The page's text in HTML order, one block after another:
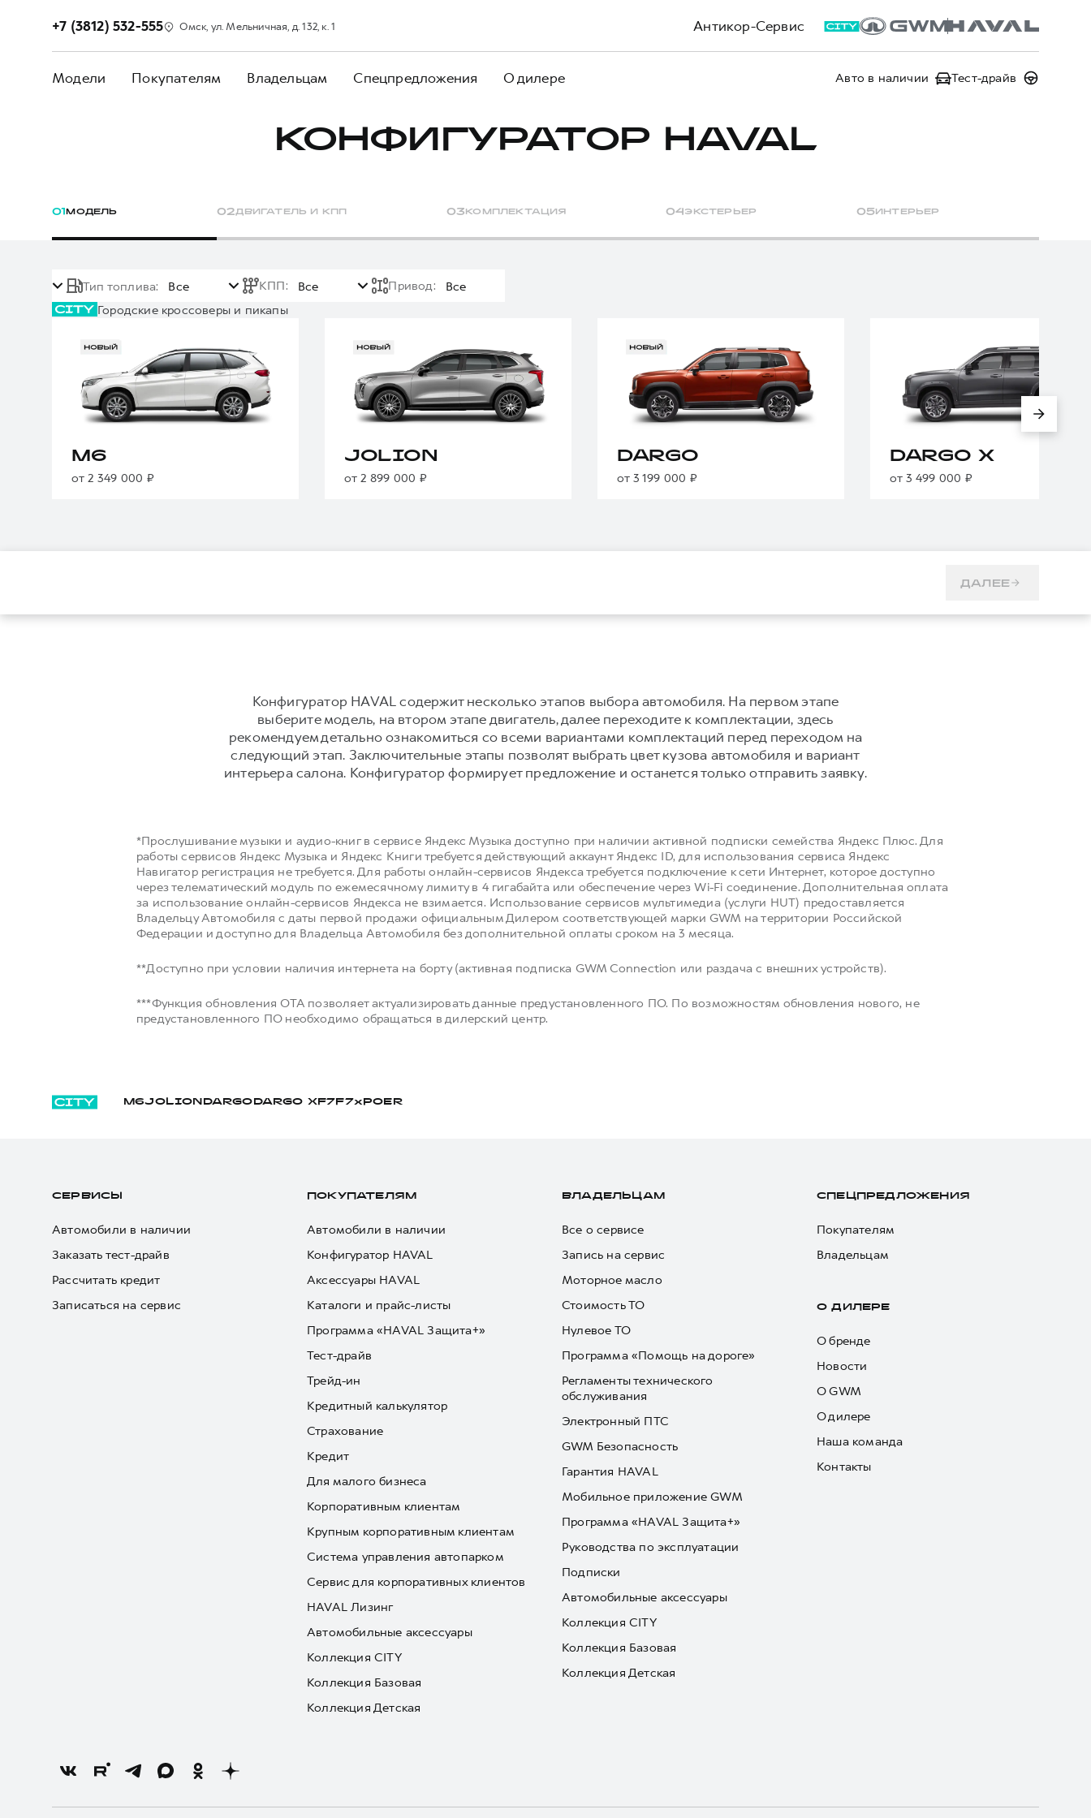
Антикор-Сервис
+7 (3812) 532-555 Омск, ул. Мельничная, д. 132, к. 1
Модели Покупателям Владельцам Спецпредложения О дилере Авто в наличии Тест-драйв
КОНФИГУРАТОР HAVAL
01МОДЕЛЬ 0 2ДВИГАТЕЛЬ И КПП 03 КОМПЛЕКТАЦИЯ 04 ЭКСТЕРЬЕР 05 ИНТЕРЬЕР
Тип топлива: Все КПП: Все Привод:
Все
Городские кроссоверы и пикапы
M6
от 2 349 000 ₽
JOLION
от 2 899 000 ₽
DARGO
от 3 199 000 ₽
DARGO X
от 3 499 000 ₽
ДАЛЕЕ
Конфигуратор HAVAL содержит несколько этапов выбора автомобиля. На первом этапе
выберите модель, на втором этапе двигатель, далее переходите к комплектации, здесь
рекомендуем детально ознакомиться со всеми вариантами комплектаций перед переходом на
следующий этап. Заключительные этапы позволят выбрать цвет кузова автомобиля и вариант
интерьера салона. Конфигуратор формирует предложение и останется только отправить заявку.
*Прослушивание музыки и аудио-книг в сервисе Яндекс Музыка доступно при наличии активной подписки семейства Яндекс Плюс. Для
работы сервисов Яндекс Музыка и Яндекс Книги требуется действующий аккаунт Яндекс ID, для использования сервиса Яндекс
Навигатор регистрация не требуется. Для работы онлайн-сервисов Яндекса требуется подключение к сети Интернет, которое доступно
через телематический модуль по ежемесячному лимиту в 4 гигабайта или обеспечение через Wi-Fi соединение. Дополнительная оплата
за использование онлайн-сервисов Яндекса не взимается. Использование сервисов мультимедиа (услуги HUT) предоставляется
Владельцу Автомобиля с даты первой продажи официальным Дилером соответствующей марки GWM на территории Российской
Федерации и доступно для Владельца Автомобиля без дополнительной оплаты сроком на 3 месяца.
**Доступно при условии наличия интернета на борту (активная подписка GWM Connection или раздача с внешних устройств).
***Функция обновления OTA позволяет актуализировать данные предустановленного ПО. По возможностям обновления нового, не
предустановленного ПО необходимо обращаться в дилерский центр.
M6JOLION DARGO DARGO Х F7 F7x POER
СЕРВИСЫ
Автомобили в наличии
Заказать тест-драйв
Рассчитать кредит
Записаться на сервис
ПОКУПАТЕЛЯМ
Автомобили в наличии
Конфигуратор HAVAL
Аксессуары HAVAL
Каталоги и прайс-листы
Программа «HAVAL Защита+»
Тест-драйв
Трейд-ин
Кредитный калькулятор
Страхование
Кредит
Для малого бизнеса
Корпоративным клиентам
Крупным корпоративным клиентам
Система управления автопарком
Сервис для корпоративных клиентов
HAVAL Лизинг
Автомобильные аксессуары
Коллекция CITY
Коллекция Базовая
Коллекция Детская
ВЛАДЕЛЬЦАМ
Все о сервисе
Запись на сервис
Моторное масло
Стоимость ТО
Нулевое ТО
Программа «Помощь на дороге»
Регламенты технического
обслуживания
Электронный ПТС
GWM Безопасность
Гарантия HAVAL
Мобильное приложение GWM
Программа «HAVAL Защита+»
Руководства по эксплуатации
Подписки
Автомобильные аксессуары
Коллекция CITY
Коллекция Базовая
Коллекция Детская
СПЕЦПРЕДЛОЖЕНИЯ
Покупателям
Владельцам
О ДИЛЕРЕ
О бренде
Новости
О GWM
О дилере
Наша команда
Контакты